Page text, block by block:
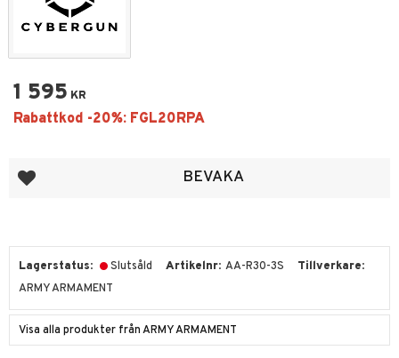
1 595 KR
Lägg till i favoriter BEVAKA
Lagerstatus Slutsåld Artikelnr AA-R30-3S
Tillverkare
ARMY ARMAMENT
Visa alla produkter från ARMY ARMAMENT